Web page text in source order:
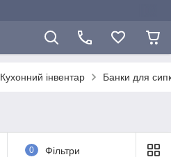
Кухонний інвентар Банки для
0 Фільтри